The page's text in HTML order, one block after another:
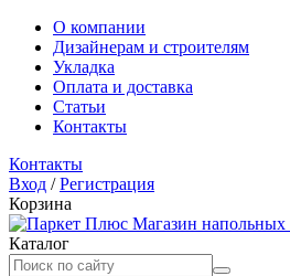
О компании
Дизайнерам и строителям
Укладка
Оплата и доставка
Статьи
Контакты
Контакты
Вход /Регистрация
Корзина
Магазин
Каталог